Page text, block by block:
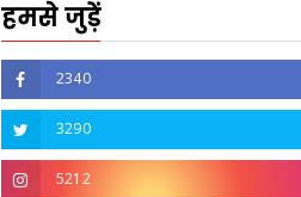
हमसे जुड़ें
2340
3290
5212